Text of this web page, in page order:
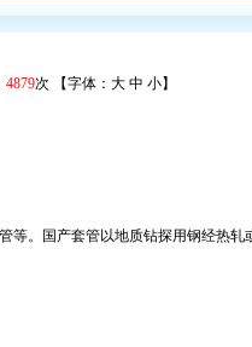
4879次 【字体： 大 中 小】
等。国产套管以地质钻探用钢经热轧